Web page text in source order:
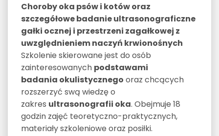
Choroby oka psów i kotów oraz
szczegółowe badanie ultrasonograficzne
gałki ocznej i przestrzeni zagałkowej z
uwzględnieniem naczyń krwionośnych
Szkolenie skierowane jest do osób
zainteresowanych podstawami
badania okulistycznego oraz chcących
rozszerzyć swą wiedzę o
zakres ultrasonografii oka. Obejmuje 18
godzin zajęć teoretyczno-praktycznych,
materiały szkoleniowe oraz posiłki.